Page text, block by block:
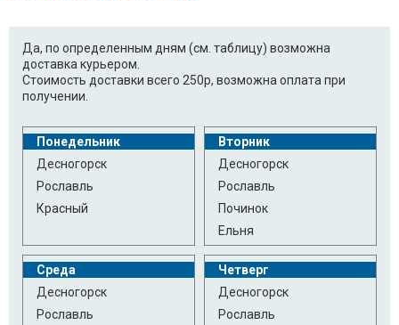
F1022SDP.ABWPBWT F10B8QD.ABWPKIV
F10C3LD.ABWPCOM F1220NDP.ABWPEAK
F1068QD.ABWPCOM F12B9LD.ABWPKIV
F1256QD1.ABWPCOM
Да, по определенным дням (см. таблицу) возможна
доставка курьером.
Стоимость доставки всего 250р, возможна оплата при
получении.
Понедельник
Десногорск
Рославль
Красный
Вторник
Десногорск
Рославль
Починок
Ельня
Среда
Десногорск
Рославль
Четверг
Десногорск
Рославль